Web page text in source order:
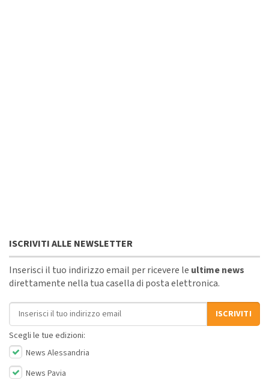
ISCRIVITI ALLE NEWSLETTER
Inserisci il tuo indirizzo email per ricevere le ultime news
direttamente nella tua casella di posta elettronica.
Indirizzo email
ISCRIVITI
Scegli le tue edizioni:
News Alessandria
News Pavia